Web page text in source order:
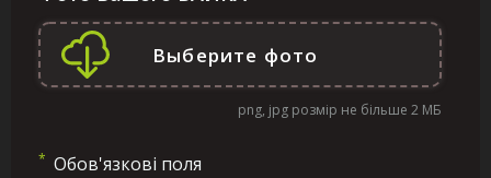
png, jpg розмір не більше 2 МБ
* Обов'язкові поля